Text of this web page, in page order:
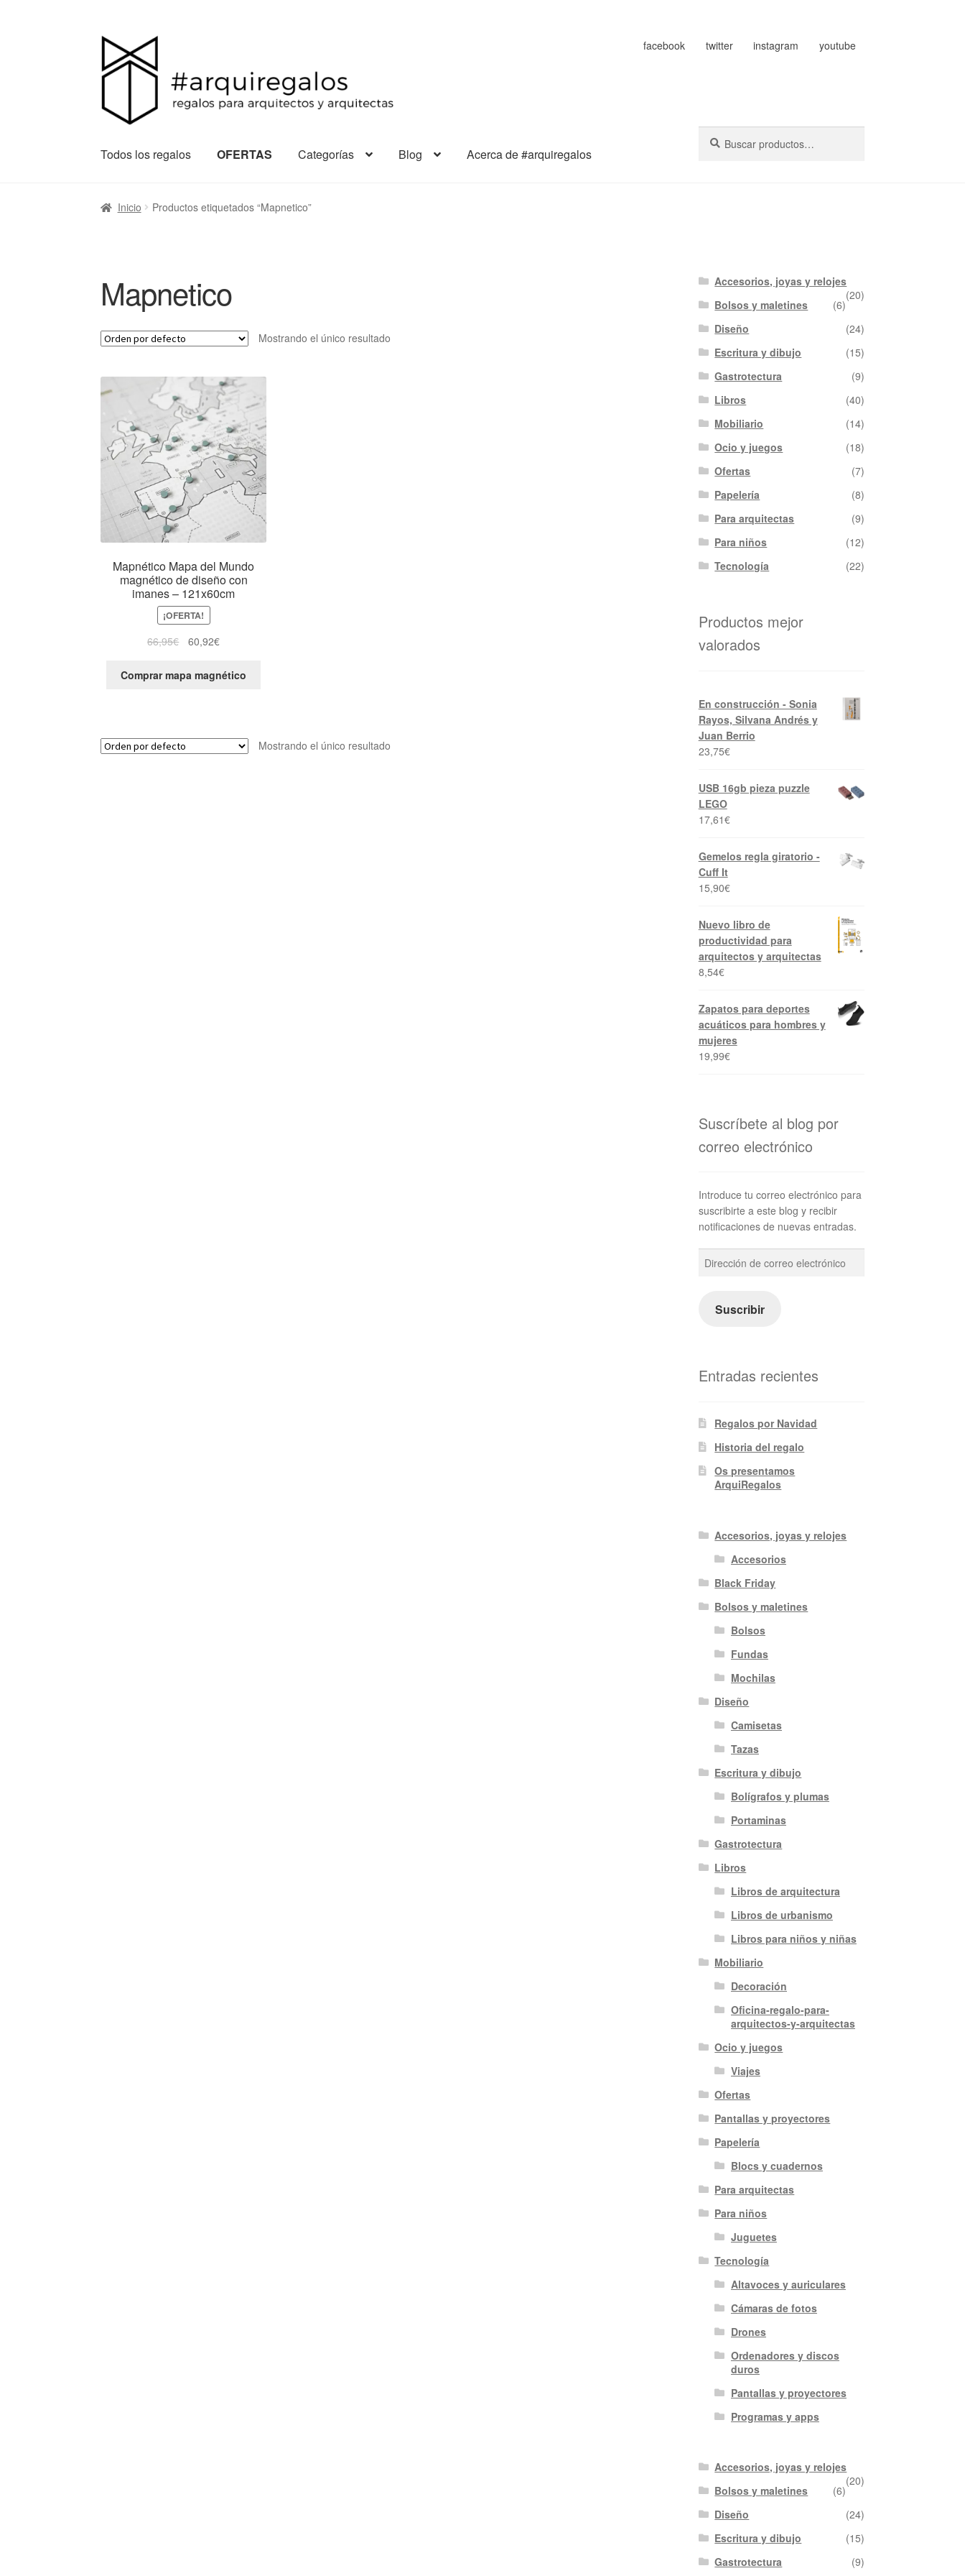
facebook twitter instagram youtube
Todos los regalos OFERTAS Categorías Blog Acerca de #arquiregalos
por:
Inicio Productos etiquetados “Mapnetico”
Mapnetico
Mostrando el único resultado
Mapnético Mapa del Mundo
magnético de diseño con
imanes – 121x60cm
¡OFERTA!
66,95€ 60,92€
Comprar mapa magnético
Mostrando el único resultado
Accesorios, joyas y relojes
(20)
Bolsos y maletines
(6)
Diseño
(24)
Escritura y dibujo
(15)
Gastrotectura
(9)
Libros
(40)
Mobiliario
(14)
Ocio y juegos
(18)
Ofertas
(7)
Papelería
(8)
Para arquitectas
(9)
Para niños
(12)
Tecnología
(22)
Productos mejor
valorados
En construcción - Sonia
Rayos, Silvana Andrés y
Juan Berrio
23,75€
USB 16gb pieza puzzle
LEGO
17,61€
Gemelos regla giratorio -
Cuff It
15,90€
Nuevo libro de
productividad para
arquitectos y arquitectas
8,54€
Zapatos para deportes
acuáticos para hombres y
mujeres
19,99€
Suscríbete al blog por
correo electrónico
Introduce tu correo electrónico para
suscribirte a este blog y recibir
notificaciones de nuevas entradas.
Dirección
de
electrónico
Suscribir
Entradas recientes
Regalos por Navidad
Historia del regalo
Os presentamos
ArquiRegalos
Accesorios, joyas y relojes
Accesorios
Black Friday
Bolsos y maletines
Bolsos
Fundas
Mochilas
Diseño
Camisetas
Tazas
Escritura y dibujo
Bolígrafos y plumas
Portaminas
Gastrotectura
Libros
Libros de arquitectura
Libros de urbanismo
Libros para niños y niñas
Mobiliario
Decoración
Oficina-regalo-para-
arquitectos-y-arquitectas
Ocio y juegos
Viajes
Ofertas
Pantallas y proyectores
Papelería
Blocs y cuadernos
Para arquitectas
Para niños
Juguetes
Tecnología
Altavoces y auriculares
Cámaras de fotos
Drones
Ordenadores y discos
duros
Pantallas y proyectores
Programas y apps
Accesorios, joyas y relojes
(20)
Bolsos y maletines
(6)
Diseño
(24)
Escritura y dibujo
(15)
Gastrotectura
(9)